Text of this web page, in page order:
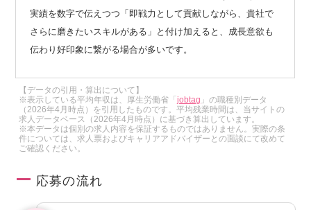
実績を数字で伝えつつ「即戦力として貢献しながら、貴社で
さらに磨きたいスキルがある」と付け加えると、成長意欲も
伝わり好印象に繋がる場合が多いです。
【データの引用・算出について】
※表示している平均年収は、厚生労働省「jobtag 」の職種別データ
（2026年4月時点）を引用したものです。平均残業時間は、当サイトの
求人データベース（2026年4月時点）に基づき算出しています。
※本データは個別の求人内容を保証するものではありません。実際の条
件については、求人票およびキャリアアドバイザーとの面談にて改めて
ご確認ください。
応募の流れ